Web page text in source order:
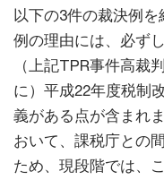
以下の3件の裁決例
例の理由には、必ず
（上記TPR事件高裁
に）平成22年度税制
義がある点が含まれ
おいて、課税庁との
ため、現段階では、